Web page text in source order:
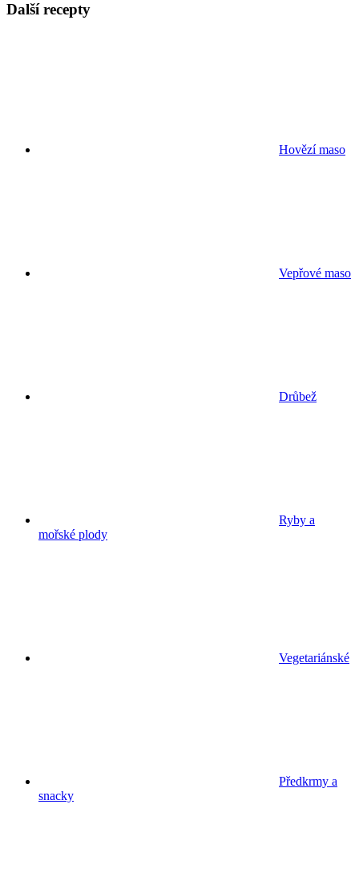
Další recepty
Hovězí maso
Vepřové maso
Drůbež
Ryby a
mořské plody
Vegetariánské
Předkrmy a
snacky